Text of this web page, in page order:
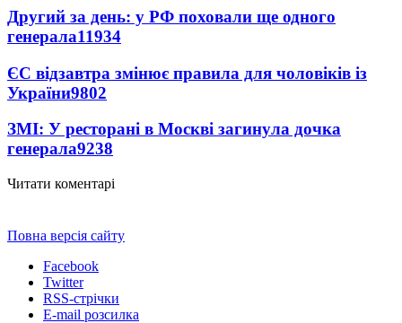
Другий за день: у РФ поховали ще одного
генерала11934
ЄС відзавтра змінює правила для чоловіків із
України9802
ЗМІ: У ресторані в Москві загинула дочка
генерала9238
Читати коментарі
Повна версія сайту
Facebook
Twitter
RSS-стрічки
E-mail розсилка